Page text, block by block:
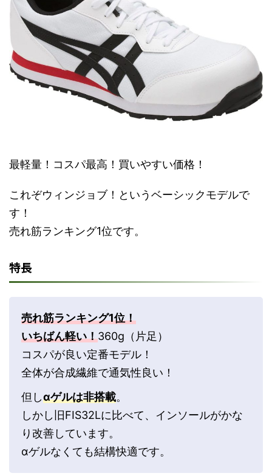
最軽量！コスパ最高！買いやすい価格！
これぞウィンジョブ！というベーシックモデルで
す！
売れ筋ランキング1位です。
特長
売れ筋ランキング1位！
いちばん軽い！360g（片足）
コスパが良い定番モデル！
全体が合成繊維で通気性良い！
但しαゲルは非搭載。
しかし旧FIS32Lに比べて、インソールがかな
り改善しています。
αゲルなくても結構快適です。